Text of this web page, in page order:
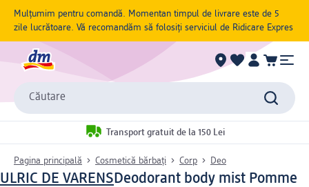
Mulțumim pentru comandă. Momentan timpul de livrare este de 5
zile lucrătoare. Vă recomandăm să folosiți serviciul de Ridicare Expres
Căutare
Transport gratuit de la 150 Lei
Pagina principală Cosmetică bărbați Corp Deo
ULRIC DE VARENSDeodorant body mist Pomme